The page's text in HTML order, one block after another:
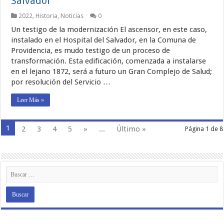
2022 Historia Noticias 0
Un testigo de la modernización El ascensor, en este caso,
instalado en el Hospital del Salvador, en la Comuna de
Providencia, es mudo testigo de un proceso de
transformación. Esta edificación, comenzada a instalarse
en el lejano 1872, será a futuro un Gran Complejo de Salud;
por resolución del Servicio …
Leer Más »
Página 1 de 8
1 2 3 4 5 » ... Último »